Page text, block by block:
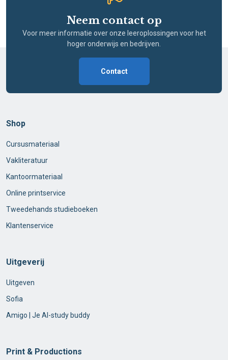
Neem contact op
Voor meer informatie over onze leeroplossingen voor het
hoger onderwijs en bedrijven.
Contact
Shop
Cursusmateriaal
Vakliteratuur
Kantoormateriaal
Online printservice
Tweedehands studieboeken
Klantenservice
Uitgeverij
Uitgeven
Sofia
Amigo | Je AI-study buddy
Print & Productions